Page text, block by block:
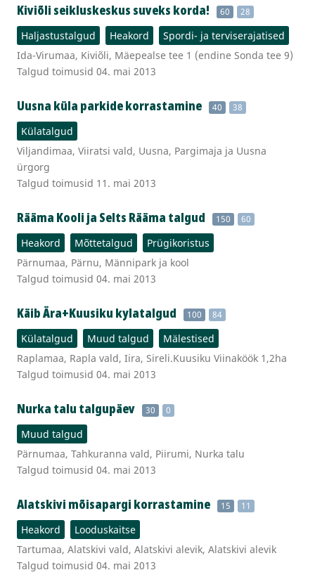
Kiviõli seikluskeskus suveks korda! 60 28
Haljastustalgud Heakord
Spordi- ja terviserajatised
Ida-Virumaa, Kiviõli, Mäepealse tee 1 (endine Sonda tee 9)
Talgud toimusid 04. mai 2013
Uusna küla parkide korrastamine 40 38
Külatalgud
Viljandimaa, Viiratsi vald, Uusna, Pargimaja ja Uusna
ürgorg
Talgud toimusid 11. mai 2013
Rääma Kooli ja Selts Rääma talgud 150 60
Heakord Mõttetalgud
Prügikoristus
Pärnumaa, Pärnu, Männipark ja kool
Talgud toimusid 04. mai 2013
Käib Ära+Kuusiku kylatalgud 100 84
Külatalgud Muud talgud
Mälestised
Raplamaa, Rapla vald, Iira, Sireli.Kuusiku Viinaköök 1,2ha
Talgud toimusid 04. mai 2013
Nurka talu talgupäev 30 0
Muud talgud
Pärnumaa, Tahkuranna vald, Piirumi, Nurka talu
Talgud toimusid 04. mai 2013
Alatskivi mõisapargi korrastamine 15 11
Heakord
Looduskaitse
Tartumaa, Alatskivi vald, Alatskivi alevik, Alatskivi alevik
Talgud toimusid 04. mai 2013